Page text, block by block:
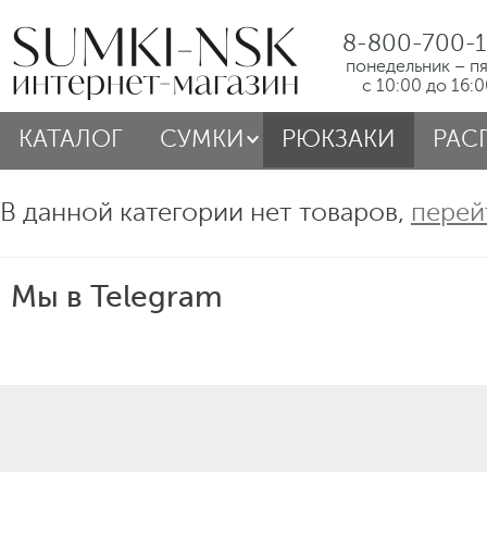
8-800-700-
понедельник –
с 10:00 до
КАТАЛОГ СУМКИ РЮКЗАКИ
В данной категории нет товаров,
Мы в Telegram